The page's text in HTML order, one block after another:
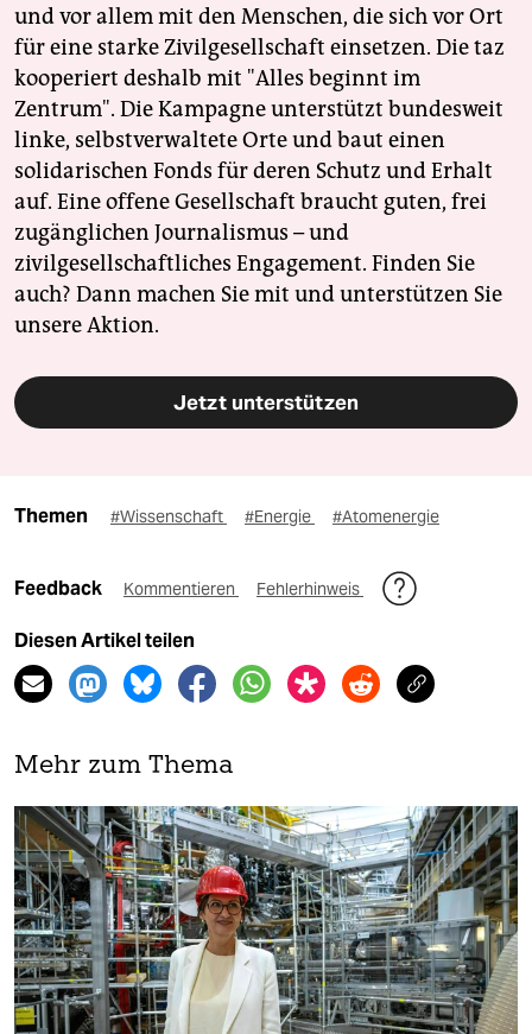
und vor allem mit den Menschen, die sich vor Ort
für eine starke Zivilgesellschaft einsetzen. Die taz
kooperiert deshalb mit "Alles beginnt im
Zentrum". Die Kampagne unterstützt bundesweit
linke, selbstverwaltete Orte und baut einen
solidarischen Fonds für deren Schutz und Erhalt
auf. Eine offene Gesellschaft braucht guten, frei
zugänglichen Journalismus – und
zivilgesellschaftliches Engagement. Finden Sie
auch? Dann machen Sie mit und unterstützen Sie
unsere Aktion.
Jetzt unterstützen
Themen #Wissenschaft #Energie #Atomenergie
Feedback Kommentieren Fehlerhinweis
Diesen Artikel teilen
Mehr zum Thema